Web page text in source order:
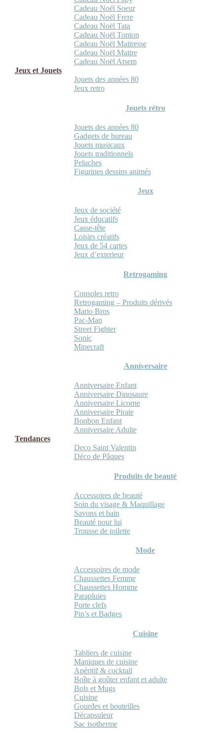
Cadeau Noël Soeur
Cadeau Noël Frere
Cadeau Noël Tata
Cadeau Noël Tonton
Cadeau Noël Maitresse
Cadeau Noël Maitre
Cadeau Noël Atsem
Jeux et Jouets
Jouets des années 80
Jeux retro
Jouets rétro
Jouets des années 80
Gadgets de bureau
Jouets musicaux
Jouets traditionnels
Peluches
Figurines dessins animés
Jeux
Jeux de société
Jeux éducatifs
Casse-tête
Loisirs créatifs
Jeux de 54 cartes
Jeux d’exterieur
Retrogaming
Consoles retro
Retrogaming – Produits dérivés
Mario Bros
Pac-Man
Street Fighter
Sonic
Minecraft
Anniversaire
Anniversaire Enfant
Anniversaire Dinosaure
Anniversaire Licorne
Anniversaire Pirate
Bonbon Enfant
Anniversaire Adulte
Tendances
Deco Saint Valentin
Déco de Pâques
Produits de beauté
Accessoires de beauté
Soin du visage & Maquillage
Savons et bain
Beauté pour lui
Trousse de toilette
Mode
Accessoires de mode
Chaussettes Femme
Chaussettes Homme
Parapluies
Porte clefs
Pin’s et Badges
Cuisine
Tabliers de cuisine
Maniques de cuisine
Apéritif & cocktail
Boîte à goûter enfant et adulte
Bols et Mugs
Cuisine
Gourdes et bouteilles
Décapsuleur
Sac isotherme